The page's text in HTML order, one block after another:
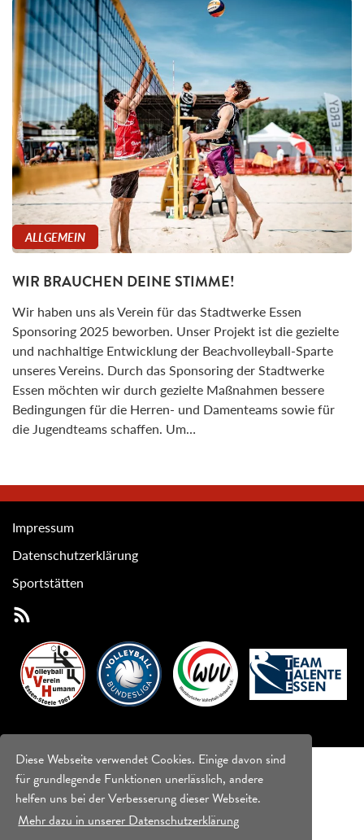
Diese Webseite verwendet Cookies. Einige davon sind
für grundlegende Funktionen unerlässlich, andere
helfen uns bei der Verbesserung dieser Webseite.
Mehr dazu in unserer Datenschutzerklärung
ALLGEMEIN
WIR BRAUCHEN DEINE STIMME!
Wir haben uns als Verein für das Stadtwerke Essen
Sponsoring 2025 beworben. Unser Projekt ist die gezielte
und nachhaltige Entwicklung der Beachvolleyball-Sparte
unseres Vereins. Durch das Sponsoring der Stadtwerke
Essen möchten wir durch gezielte Maßnahmen bessere
Bedingungen für die Herren- und Damenteams sowie für
die Jugendteams schaffen. Um…
Impressum
Datenschutzerklärung
Sportstätten